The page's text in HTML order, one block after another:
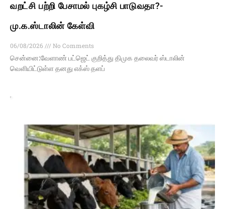
வறட்சி பற்றி பேசாமல் புகழ்சி பாடுவதா?-
மு.க.ஸ்டாலின் கேள்வி
06/08/2026
No Comments
சென்னை:வேளாண் பட்ஜெட் குறித்து திமுக தலைவர் ஸ்டாலின்
வெளியிட்டுள்ள தனது எக்ஸ் தளப்